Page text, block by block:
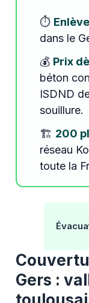
⏱️
dans le
💰 Prix
béton
ISDND
souillure.
🏗️ 200
réseau
toute la
Gers :